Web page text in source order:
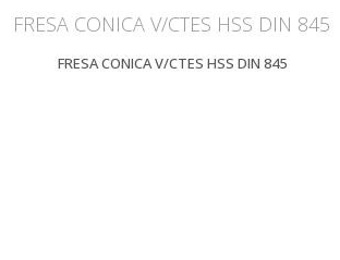
FRESA CONICA V/CTES HSS DIN 845
FRESA CONICA V/CTES HSS DIN 845